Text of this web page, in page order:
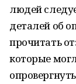
людей
деталей об
прочитать
которые